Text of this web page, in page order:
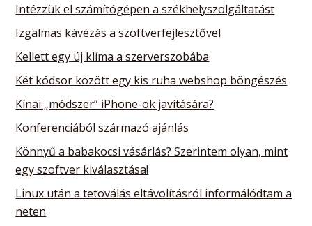
Intézzük el számítógépen a székhelyszolgáltatást
Izgalmas kávézás a szoftverfejlesztővel
Kellett egy új klíma a szerverszobába
Két kódsor között egy kis ruha webshop böngészés
Kínai „módszer” iPhone-ok javítására?
Konferenciából származó ajánlás
Könnyű a babakocsi vásárlás? Szerintem olyan, mint
egy szoftver kiválasztása!
Linux után a tetoválás eltávolításról informálódtam a
neten